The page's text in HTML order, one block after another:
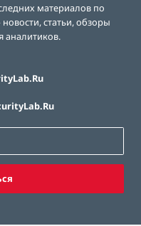
материалов по
статьи, обзоры
аналитиков.